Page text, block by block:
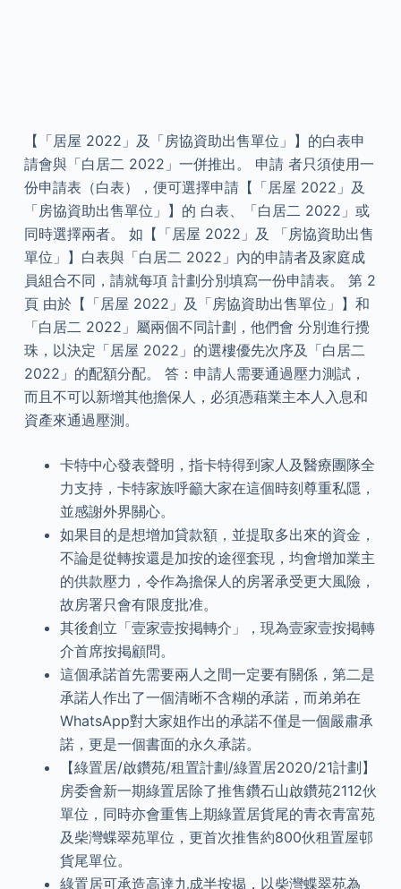
【「居屋 2022」及「房協資助出售單位」】的白表申
請會與「白居二 2022」一併推出。 申請 者只須使用一
份申請表（白表），便可選擇申請【「居屋 2022」及
「房協資助出售單位」】的 白表、「白居二 2022」或
同時選擇兩者。 如【「居屋 2022」及 「房協資助出售
單位」】白表與「白居二 2022」內的申請者及家庭成
員組合不同，請就每項 計劃分別填寫一份申請表。 第 2
頁 由於【「居屋 2022」及「房協資助出售單位」】和
「白居二 2022」屬兩個不同計劃，他們會 分別進行攪
珠，以決定「居屋 2022」的選樓優先次序及「白居二
2022」的配額分配。 答：申請人需要通過壓力測試，
而且不可以新增其他擔保人，必須憑藉業主本人入息和
資產來通過壓測。
卡特中心發表聲明，指卡特得到家人及醫療團隊全
力支持，卡特家族呼籲大家在這個時刻尊重私隱，
並感謝外界關心。
如果目的是想增加貸款額，並提取多出來的資金，
不論是從轉按還是加按的途徑套現，均會增加業主
的供款壓力，令作為擔保人的房署承受更大風險，
故房署只會有限度批准。
其後創立「壹家壹按掲轉介」，現為壹家壹按掲轉
介首席按掲顧問。
這個承諾首先需要兩人之間一定要有關係，第二是
承諾人作出了一個清晰不含糊的承諾，而弟弟在
WhatsApp對大家姐作出的承諾不僅是一個嚴肅承
諾，更是一個書面的永久承諾。
【綠置居/啟鑽苑/租置計劃/綠置居2020/21計劃】
房委會新一期綠置居除了推售鑽石山啟鑽苑2112伙
單位，同時亦會重售上期綠置居貨尾的青衣青富苑
及柴灣蝶翠苑單位，更首次推售約800伙租置屋邨
貨尾單位。
綠置居可承造高達九成半按揭，以柴灣蝶翠苑為